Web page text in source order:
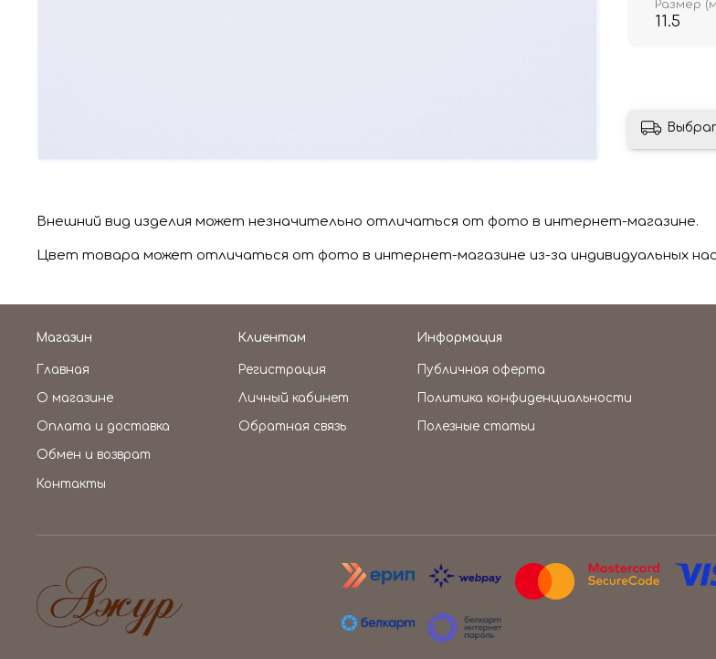
Размер
11.5
Внешний вид изделия может незначительно отличаться от фото в интернет-магазине.
Цвет товара может отличаться от фото в интернет-магазине из-за индивидуальных
Магазин
Главная
О магазине
Оплата и доставка
Обмен и возврат
Контакты
Клиентам
Регистрация
Личный кабинет
Обратная связь
Информация
Публичная оферта
Политика конфиденциальности
Полезные статьи